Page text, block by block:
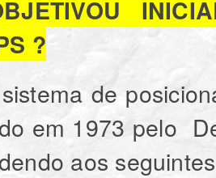
?
de
em 1973 pelo
aos